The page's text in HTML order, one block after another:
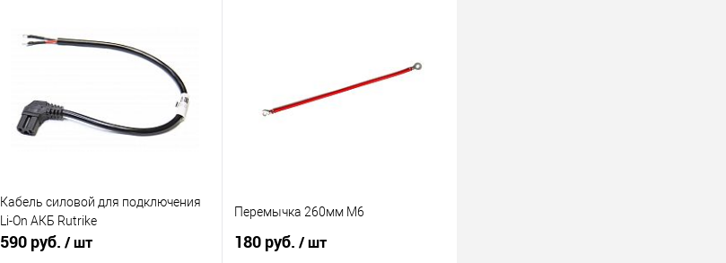
Кабель силовой для подключения
Li-On АКБ Rutrike
590 руб. / шт
Перемычка 260мм М6
180 руб. / шт